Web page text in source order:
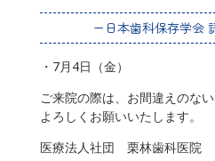
ー日本歯科保存学会
・7月4日（金）
ご来院の際は、お間違えのな
よろしくお願いいたします。
医療法人社団 栗林歯科医院